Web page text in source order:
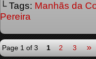
└ Tags: Manhãs da
Pereira
Page 1 of 3 1 2 3 »